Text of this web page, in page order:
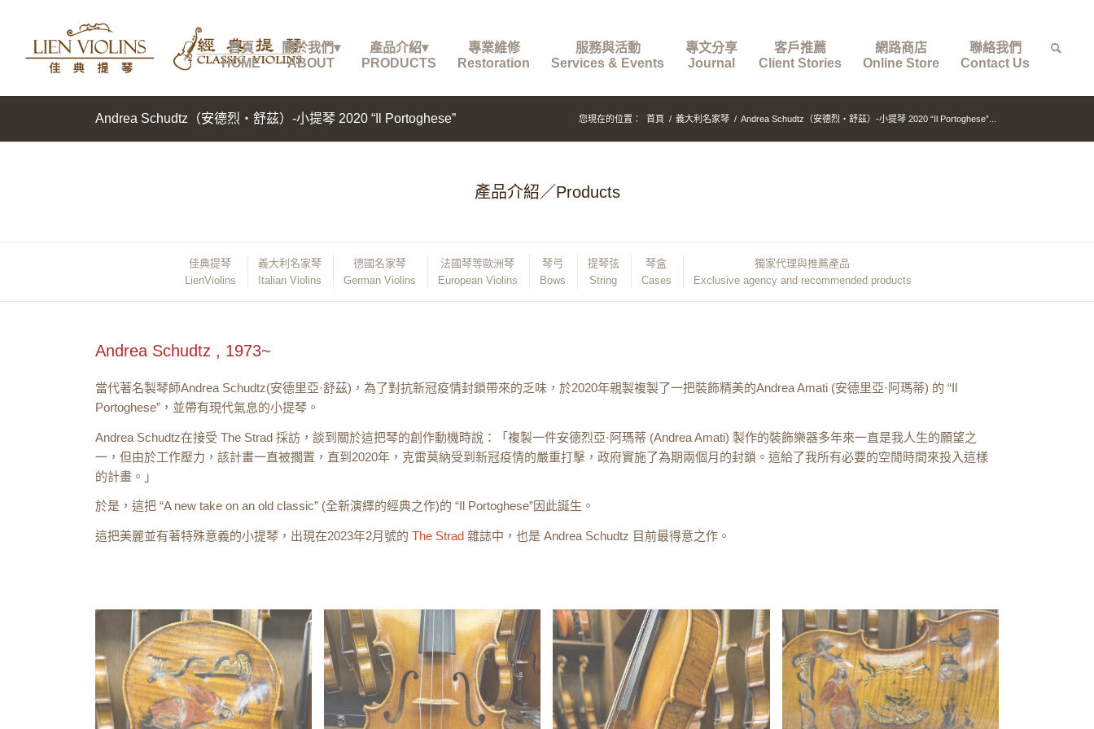
首頁
HOME
關於我們▾
ABOUT
產品介紹▾
PRODUCTS
專業維修
Restoration
服務與活動
Services & Events
專文分享
Journal
客戶推薦
Client Stories
網路商店
Online Store
聯絡我們
Contact Us
Andrea Schudtz（安德烈・舒茲）-小提琴 2020 “Il Portoghese” 您現在的位置： 首頁 / 義大利名家琴 / Andrea Schudtz（安德烈・舒茲）-小提琴 2020 “Il Portoghese”...
產品介紹／Products
佳典提琴
LienViolins
義大利名家琴
Italian Violins
德國名家琴
German Violins
法國琴等歐洲琴
European Violins
琴弓
Bows
提琴弦
String
琴盒
Cases
獨家代理與推薦產品
Exclusive agency and recommended products
Andrea Schudtz , 1973~
當代著名製琴師Andrea Schudtz(安德里亞·舒茲)，為了對抗新冠疫情封鎖帶來的乏味，於2020年親製複製了一把裝飾精美的Andrea Amati (安德里亞·阿瑪蒂) 的 “Il
Portoghese”，並帶有現代氣息的小提琴。
Andrea Schudtz在接受 The Strad 採訪，談到關於這把琴的創作動機時說：「複製一件安德烈亞·阿瑪蒂 (Andrea Amati) 製作的裝飾樂器多年來一直是我人生的願望之
一，但由於工作壓力，該計畫一直被擱置，直到2020年，克雷莫納受到新冠疫情的嚴重打擊，政府實施了為期兩個月的封鎖。這給了我所有必要的空閒時間來投入這樣
的計畫。」
於是，這把 “A new take on an old classic” (全新演繹的經典之作)的 “Il Portoghese”因此誕生。
這把美麗並有著特殊意義的小提琴，出現在2023年2月號的The Strad 雜誌中，也是 Andrea Schudtz 目前最得意之作。